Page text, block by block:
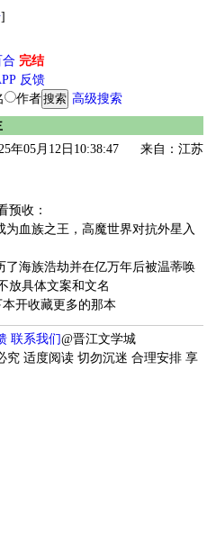
]
合 完结
反馈
作者
高级搜索
年05月12日10:38:47
来自：江苏
预收：
血族之王，高魔世界对抗外星入
了海族浩劫并在亿万年后被温蒂唤
放具体文案和文名
开收藏更多的那本
联系我们@晋江文学城
究 适度阅读 切勿沉迷 合理安排 享